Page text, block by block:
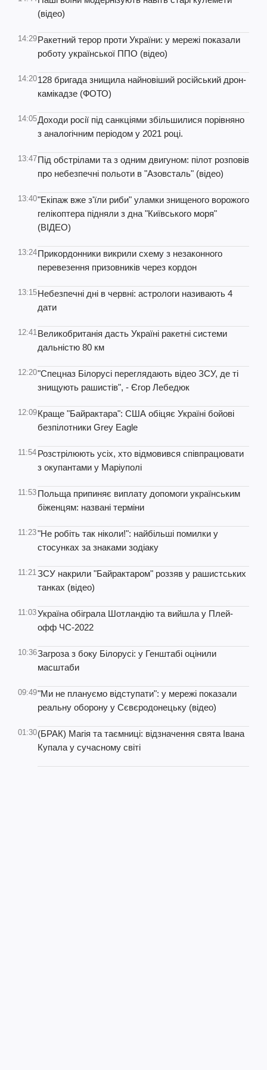
(відео)
14:29Ракетний терор проти України: у мережі показали
роботу української ППО (відео)
14:20128 бригада знищила найновіший російський дрон-
камікадзе (ФОТО)
14:05Доходи росії під санкціями збільшилися порівняно
з аналогічним періодом у 2021 році.
13:47Під обстрілами та з одним двигуном: пілот розповів
про небезпечні польоти в "Азовсталь" (відео)
13:40"Екіпаж вже з'їли риби" уламки знищеного ворожого
гелікоптера підняли з дна "Київського моря"
(ВІДЕО)
13:24Прикордонники викрили схему з незаконного
перевезення призовників через кордон
13:15Небезпечні дні в червні: астрологи називають 4
дати
12:41Великобританія дасть Україні ракетні системи
дальністю 80 км
12:20"Спецназ Білорусі переглядають відео ЗСУ, де ті
знищують рашистів", - Єгор Лебедюк
12:09Краще "Байрактара": США обіцяє Україні бойові
безпілотники Grey Eagle
11:54 Розстрілюють усіх, хто відмовився співпрацювати
з окупантами у Маріуполі
11:53 Польща припиняє виплату допомоги українським
біженцям: названі терміни
11:23"Не робіть так ніколи!": найбільші помилки у
стосунках за знаками зодіаку
11:21ЗСУ накрили "Байрактаром" роззяв у рашистських
танках (відео)
11:03Україна обіграла Шотландію та вийшла у Плей-
офф ЧС-2022
10:36Загроза з боку Білорусі: у Генштабі оцінили
масштаби
09:49"Ми не плануємо відступати": у мережі показали
реальну оборону у Сєвєродонецьку (відео)
01:30(БРАК) Магія та таємниці: відзначення свята Івана
Купала у сучасному світі